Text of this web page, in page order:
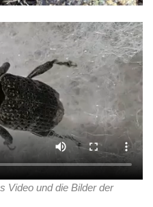
Video und die Bilder der